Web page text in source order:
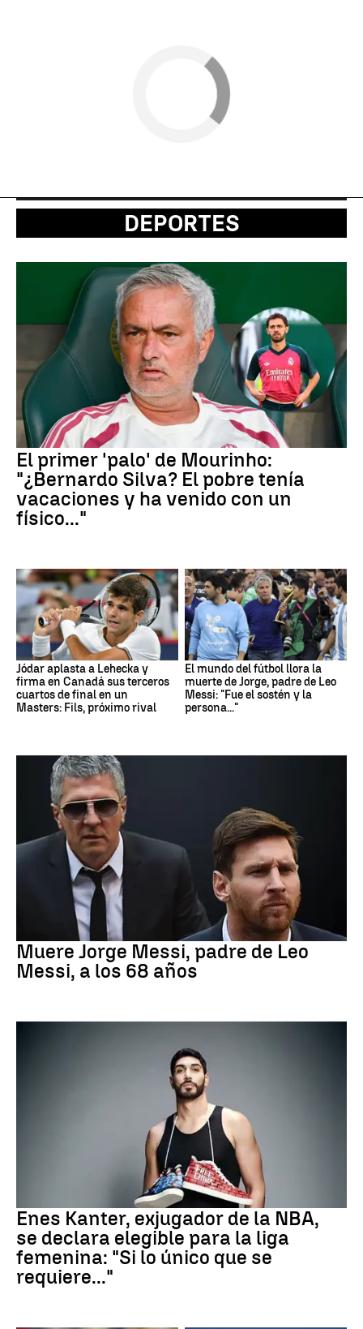
DEPORTES
El primer 'palo' de Mourinho:
"¿Bernardo Silva? El pobre tenía
vacaciones y ha venido con un
físico..."
Jódar aplasta a Lehecka y
firma en Canadá sus terceros
cuartos de final en un
Masters: Fils, próximo rival
El mundo del fútbol llora la
muerte de Jorge, padre de Leo
Messi: "Fue el sostén y la
persona..."
Muere Jorge Messi, padre de Leo
Messi, a los 68 años
Enes Kanter, exjugador de la NBA,
se declara elegible para la liga
femenina: "Si lo único que se
requiere..."